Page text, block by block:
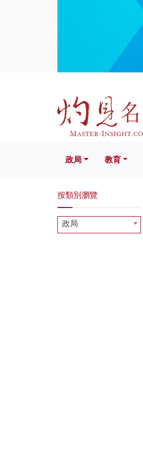
文化
政局 教育
按類別瀏覽
政局